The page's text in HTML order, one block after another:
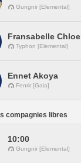
Gungnir [Elemental]
Fransabelle Chloe
Typhon [Elemental]
Ennet Akoya
Fenrir [Gaia]
compagnies libres
10:00
Gungnir [Elemental]